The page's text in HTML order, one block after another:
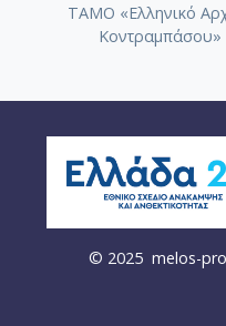
ΤΑΜΟ «Ελληνικό
Κοντραμπάσου»
© 2025 melos-